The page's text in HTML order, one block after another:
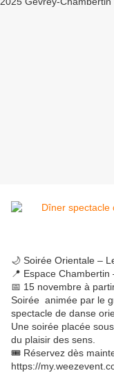
🌙 Soirée Orientale –
📍 Espace
📅 15 novembre à
Soirée animée par le
spectacle de danse
Une soirée placée
du plaisir des sens.
🎟️ Réservez dès
https://